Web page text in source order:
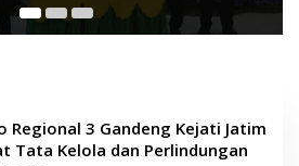
Regional 3 Gandeng Kejati Jatim
Tata Kelola dan Perlindungan